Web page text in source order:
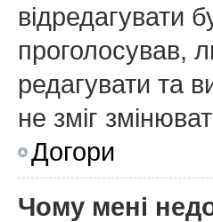
відредагувати
проголосував,
редагувати та
не зміг
Догори
Чому мені